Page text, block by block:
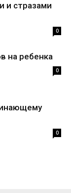
и стразами
0
на ребенка
0
0